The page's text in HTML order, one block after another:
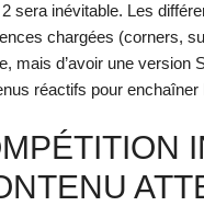
sera inévitable. Les
chargées (corners,
mais d’avoir une
réactifs pour enchaîner